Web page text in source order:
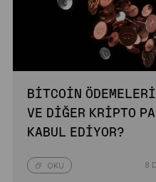
BITCOIN
VE DIĞER KRIPTO
KABUL EDIYOR?
OKU 8